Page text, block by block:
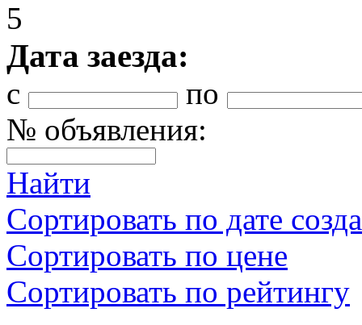
5
Дата заезда:
с
по
№ объявления:
Найти
Сортировать по дате
Сортировать по цене
Сортировать по рейтингу